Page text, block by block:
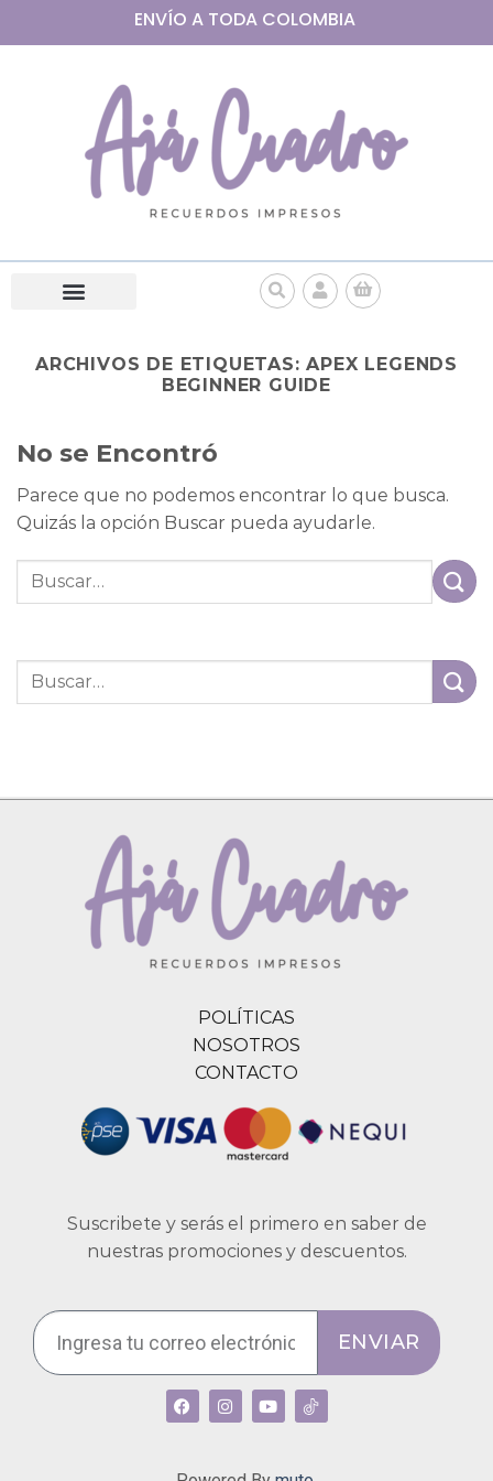
ENVÍO A TODA COLOMBIA
ARCHIVOS DE ETIQUETAS:APEX LEGENDS
BEGINNER GUIDE
No se Encontró
Parece que no podemos encontrar lo que busca.
Quizás la opción Buscar pueda ayudarle.
POLÍTICAS
NOSOTROS
CONTACTO
Suscribete y serás el primero en saber de
nuestras promociones y descuentos.
ENVIAR